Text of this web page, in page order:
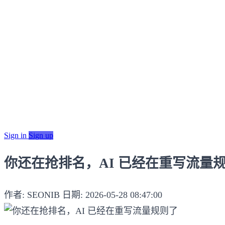
Sign in Sign up
你还在抢排名，AI 已经在重写流量
作者: SEONIB 日期: 2026-05-28 08:47:00